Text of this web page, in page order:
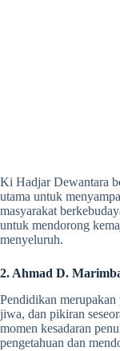
Ki Hadjar Dewantara
utama untuk
masyarakat
untuk mendorong
menyeluruh.
2. Ahmad D.
Pendidikan merupakan
jiwa, dan pikiran
momen kesadaran
pengetahuan dan